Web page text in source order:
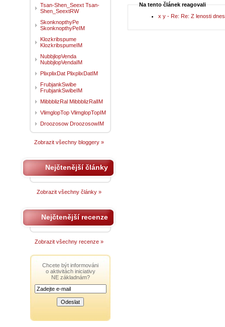
Na tento článek reagovali
x y - Re: Re: Z lenosti
Tsan-Shen_Seext Tsan-
Shen_SeextRW
SkonknopthyPe
SkonknopthyPeIM
Klozkribspume
KlozkribspumeIM
NubbjlopVenda
NubbjlopVendaIM
PlixplixDat PlixplixDatIM
FrubjankSwibe
FrubjankSwibeIM
MibbblizRal MibbblizRalIM
VlimglopTop VlimglopTopIM
Droozosow DroozosowIM
Zobrazit všechny bloggery »
Nejčtenější články
Zobrazit všechny články »
Nejčtenější recenze
Zobrazit všechny recenze »
Chcete být informováni
o aktivitách iniciativy
NE základnám?